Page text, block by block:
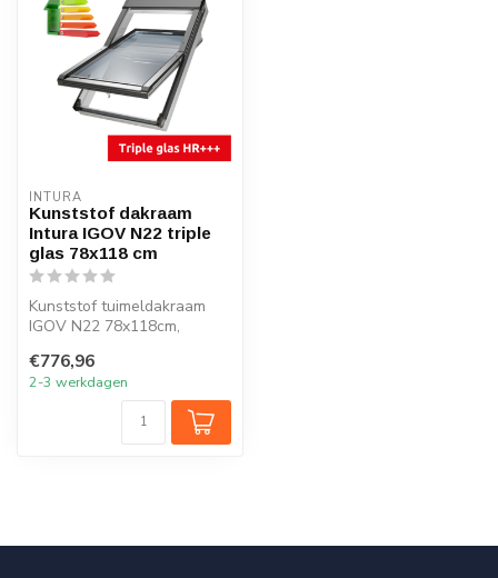
INTURA
Kunststof dakraam
Intura IGOV N22 triple
glas 78x118 cm
Kunststof tuimeldakraam
IGOV N22 78x118cm,
0,86 W/...
€776,96
2-3 werkdagen